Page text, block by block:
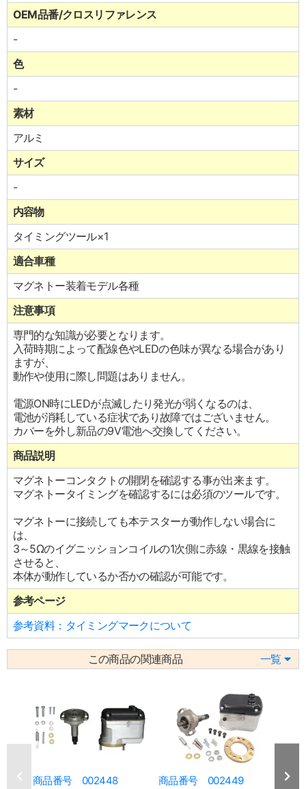
OEM品番/クロスリファレンス
-
色
-
素材
アルミ
サイズ
-
内容物
タイミングツール×1
適合車種
マグネトー装着モデル各種
注意事項
専門的な知識が必要となります。
入荷時期によって配線色やLEDの色味が異なる場合があり
ますが、
動作や使用に際し問題はありません。
電源ON時にLEDが点滅したり発光が弱くなるのは、
電池が消耗している症状であり故障ではございません。
カバーを外し新品の9V電池へ交換してください。
商品説明
マグネトーコンタクトの開閉を確認する事が出来ます。
マグネトータイミングを確認するには必須のツールです。
マグネトーに接続しても本テスターが動作しない場合に
は、
3～5Ωのイグニッションコイルの1次側に赤線・黒線を接触
させると、
本体が動作しているか否かの確認が可能です。
参考ページ
参考資料：タイミングマークについて
この商品の関連商品 一覧
商品番号 002448 商品番号 002449 商